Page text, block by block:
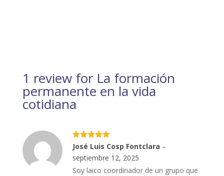
1 review for La formación
permanente en la vida
cotidiana
Valorado
con5 de 5
José Luis Cosp Fontclara –
septiembre 12, 2025
Soy laico coordinador de un grupo que